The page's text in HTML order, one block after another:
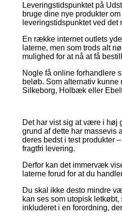
Leveringstidspunktet på
bruge dine nye produkter
leveringstidspunktet ved det
En række internet outlets
laterne, men som trods alt
mulighed for at nå at få
Nogle få online forhandlere
beløb. Som alternativ kunne
Silkeborg, Holbæk eller
Det har vist sig at være i høj
grund af dette har massevis
deres bedst i test produkter
fragtfri levering.
Derfor kan det immervæk
laterne forud for at du
Du skal ikke desto mindre
kan ses som utopisk
inkluderet i en forordning,